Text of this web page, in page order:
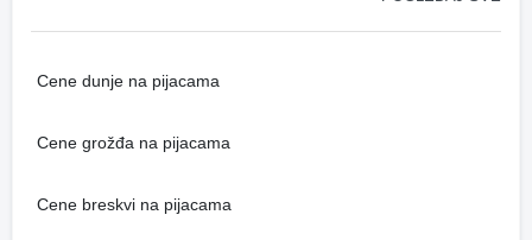
Cene dunje na pijacama
Cene grožđa na pijacama
Cene breskvi na pijacama